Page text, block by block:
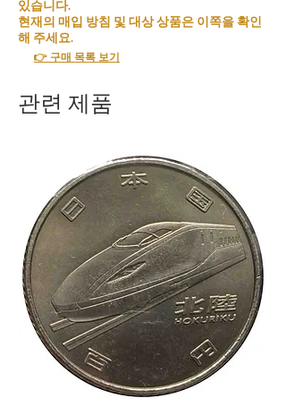
있습니다.
현재의 매입 방침 및 대상 상품은 이쪽을 확인
해 주세요.
👉 구매 목록 보기
관련 제품